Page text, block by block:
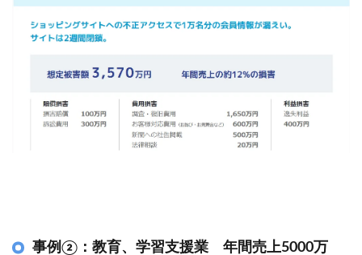
事例②：教育、学習支援業 年間売上5000万